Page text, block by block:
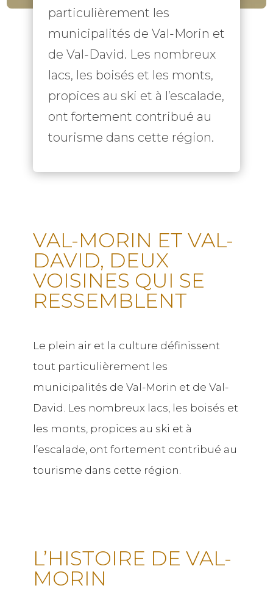
particulièrement les
municipalités de Val-Morin et
de Val-David. Les nombreux
lacs, les boisés et les monts,
propices au ski et à l’escalade,
ont fortement contribué au
tourisme dans cette région.
VAL-MORIN ET VAL-
DAVID, DEUX
VOISINES QUI SE
RESSEMBLENT
Le plein air et la culture définissent
tout particulièrement les
municipalités de Val-Morin et de Val-
David. Les nombreux lacs, les boisés et
les monts, propices au ski et à
l’escalade, ont fortement contribué au
tourisme dans cette région.
L’HISTOIRE DE VAL-
MORIN